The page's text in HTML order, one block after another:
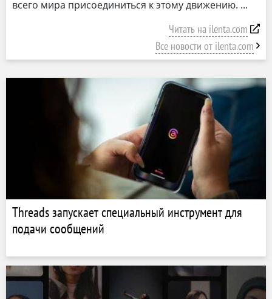
всего мира присоединиться к этому движению.
Читать на ilenta.com
Все новости от ilenta.com
Threads запускает специальный инструмент для
подачи сообщений